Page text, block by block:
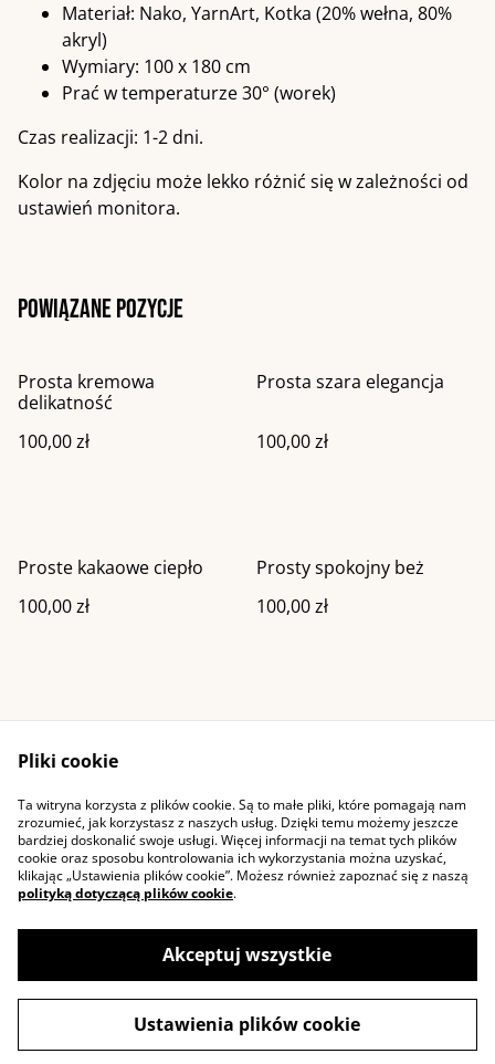
Materiał: Nako, YarnArt, Kotka (20% wełna, 80%
akryl)
Wymiary: 100 x 180 cm
Prać w temperaturze 30° (worek)
Czas realizacji: 1-2 dni.
Kolor na zdjęciu może lekko różnić się w zależności od
ustawień monitora.
Powiązane pozycje
Prosta kremowa
delikatność
100,00 zł
Prosta szara elegancja
100,00 zł
Proste kakaowe ciepło
100,00 zł
Prosty spokojny beż
100,00 zł
Kontakt
Warunki ogólne
Polityka prywatności
Cookie
©2026Pozytywniezaplatane
powered by
Pliki cookie
Ta witryna korzysta z plików cookie. Są to małe pliki, które pomagają nam
zrozumieć, jak korzystasz z naszych usług. Dzięki temu możemy jeszcze
bardziej doskonalić swoje usługi. Więcej informacji na temat tych plików
cookie oraz sposobu kontrolowania ich wykorzystania można uzyskać,
klikając „Ustawienia plików cookie”. Możesz również zapoznać się z naszą
polityką dotyczącą plików cookie.
Akceptuj wszystkie
Ustawienia plików cookie